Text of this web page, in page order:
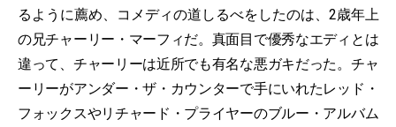
るように薦め、コメディの道しるべをしたのは、2歳年上
の兄チャーリー・マーフィだ。真面目で優秀なエディとは
違って、チャーリーは近所でも有名な悪ガキだった。チャ
ーリーがアンダー・ザ・カウンターで手にいれたレッド・
フォックスやリチャード・プライヤーのブルー・アルバム